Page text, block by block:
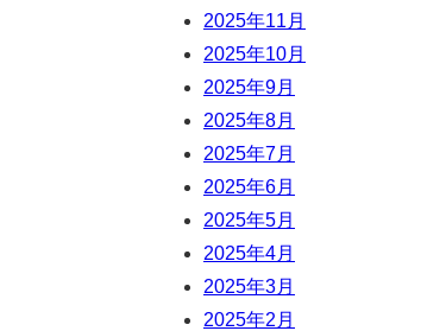
2025年11月
2025年10月
2025年9月
2025年8月
2025年7月
2025年6月
2025年5月
2025年4月
2025年3月
2025年2月